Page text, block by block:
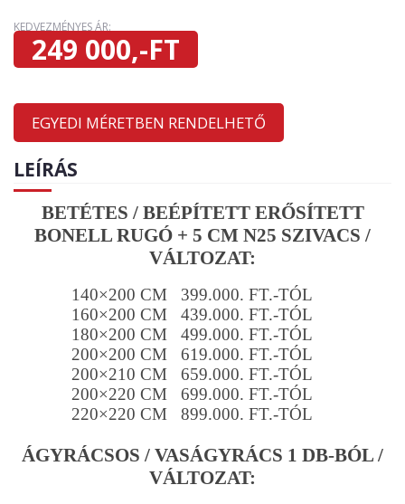
KEDVEZMÉNYES ÁR:
249 000,-FT
EGYEDI MÉRETBEN RENDELHETŐ
LEÍRÁS
BETÉTES / BEÉPÍTETT ERŐSÍTETT
BONELL RUGÓ + 5 CM N25 SZIVACS /
VÁLTOZAT:
140×200 CM 399.000. FT.-TÓL
160×200 CM 439.000. FT.-TÓL
180×200 CM 499.000. FT.-TÓL
200×200 CM 619.000. FT.-TÓL
200×210 CM 659.000. FT.-TÓL
200×220 CM 699.000. FT.-TÓL
220×220 CM 899.000. FT.-TÓL
ÁGYRÁCSOS / VASÁGYRÁCS 1 DB-BÓL /
VÁLTOZAT: